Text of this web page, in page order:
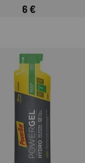
Preu
6 €